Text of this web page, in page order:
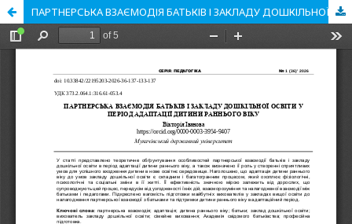
ПАРТНЕРСЬКА ВЗАЄМОДІЯ БАТЬКІВ І ЗАКЛАДУ ДОШКІЛЬНОЇ ОСВІТИ У ПЕРІОД АДАПТАЦІЇ ДИТИНИ РАННЬОГО ВІКУ